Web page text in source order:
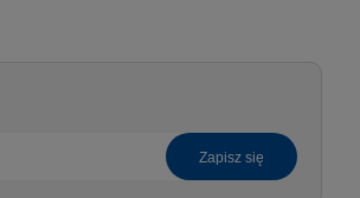
zapisz się